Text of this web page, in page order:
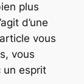
plus
d’une
vous
vous
un esprit